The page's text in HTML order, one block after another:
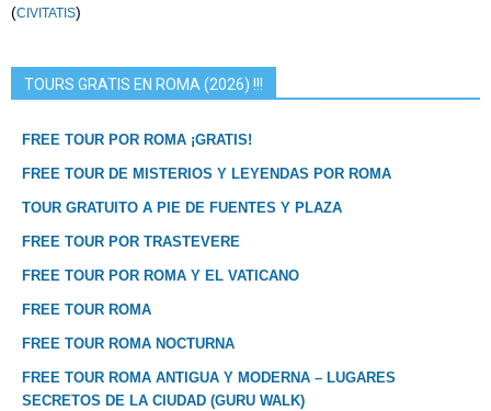
(CIVITATIS)
TOURS GRATIS EN ROMA (2026) !!!
FREE TOUR POR ROMA ¡GRATIS!
FREE TOUR DE MISTERIOS Y LEYENDAS POR ROMA
TOUR GRATUITO A PIE DE FUENTES Y PLAZA
FREE TOUR POR TRASTEVERE
FREE TOUR POR ROMA Y EL VATICANO
FREE TOUR ROMA
FREE TOUR ROMA NOCTURNA
FREE TOUR ROMA ANTIGUA Y MODERNA – LUGARES
SECRETOS DE LA CIUDAD (GURU WALK)